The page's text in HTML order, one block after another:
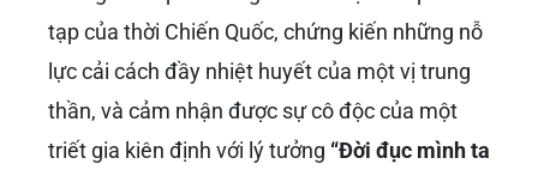
tạp của thời Chiến Quốc, chứng kiến những nỗ
lực cải cách đầy nhiệt huyết của một vị trung
thần, và cảm nhận được sự cô độc của một
triết gia kiên định với lý tưởng “Đời đục mình ta